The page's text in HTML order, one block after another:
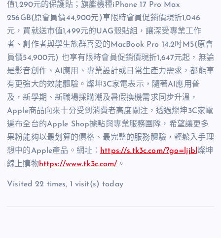
值1,290元的保護貼；旗艦機種iPhone 17 Pro Max
256GB(原會員價44,900元)享限時會員促銷價現折1,046
元，買就送市值1,499元的UAG殼貼組，讓深受專業工作
者、創作者與學生族群喜愛的 MacBook Pro 14.2吋M5(原會
員價54,900元) 也享有限時會員促銷價現折1,647元起，無論
是影音創作、 AI 應用、專業設計或日常生產力需求，都能享
有更強大的效能體驗。燦坤3C家電表示，隨著AI 應用普
及，新學期、新職場採購潮及暑假換機需求同步升溫，
Apple商品向來十分受到消費者高度關注，透過燦坤3C家電
遍布全台的Apple Shop據點與專業服務團隊，希望讓更多
果粉能夠以最划算的價格、最完整的服務體驗，輕鬆入手理
想中的Apple產品。 網址： https://s.tk3c.com/?go=ljjbl燦坤
線上購物https://www.tk3c.com/ 。
Visited 22 times, 1 visit(s) today